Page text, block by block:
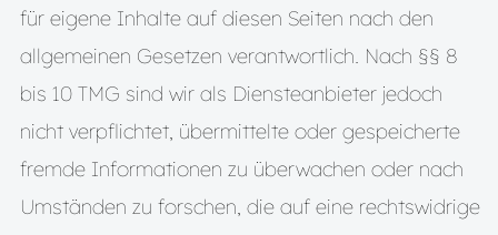
für eigene Inhalte auf diesen Seiten nach den
allgemeinen Gesetzen verantwortlich. Nach §§ 8
bis 10 TMG sind wir als Diensteanbieter jedoch
nicht verpflichtet, übermittelte oder gespeicherte
fremde Informationen zu überwachen oder nach
Umständen zu forschen, die auf eine rechtswidrige